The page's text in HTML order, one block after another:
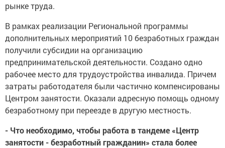
рынке труда.
В рамках реализации Региональной программы
дополнительных мероприятий 10 безработных граждан
получили субсидии на организацию
предпринимательской деятельности. Создано одно
рабочее место для трудоустройства инвалида. Причем
затраты работодателя были частично компенсированы
Центром занятости. Оказали адресную помощь одному
безработному при переезде в другую местность.
- Что необходимо, чтобы работа в тандеме «Центр
занятости - безработный гражданин» стала более